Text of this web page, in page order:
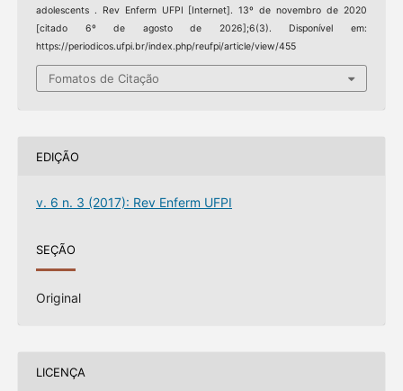
adolescents . Rev Enferm UFPI [Internet]. 13º de novembro de 2020
[citado 6º de agosto de 2026];6(3). Disponível em:
https://periodicos.ufpi.br/index.php/reufpi/article/view/455
Fomatos de Citação
EDIÇÃO
v. 6 n. 3 (2017): Rev Enferm UFPI
SEÇÃO
Original
LICENÇA